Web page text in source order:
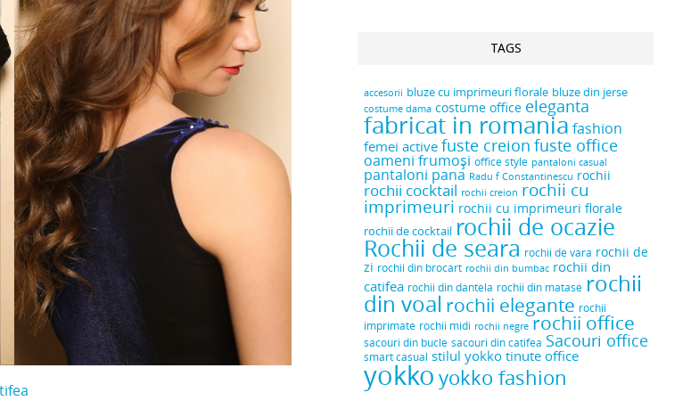
TAGS
accesorii bluze cu imprimeuri florale bluze din jerse
costume dama costume office eleganta
fabricat in romania fashion
femei active fuste creion fuste office
oameni frumoși office style pantaloni casual
pantaloni pana Radu f Constantinescu rochii
rochii cocktail rochii creion rochii cu
imprimeuri rochii cu imprimeuri florale
rochii de cocktail rochii de ocazie
Rochii de seara rochii de vara rochii de
zi rochii din brocart rochii din bumbac rochii din
catifea rochii din dantela rochii din matase rochii
din voal rochii elegante rochii
imprimate rochii midi rochii negre rochii office
sacouri din bucle sacouri din catifea Sacouri office
smart casual stilul yokko tinute office
yokko yokko fashion